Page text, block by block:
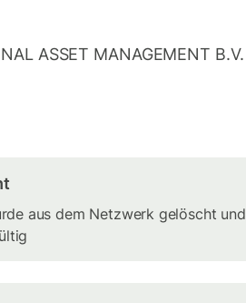
ASSET MANAGEMENT B.V.
aus dem Netzwerk gelöscht und